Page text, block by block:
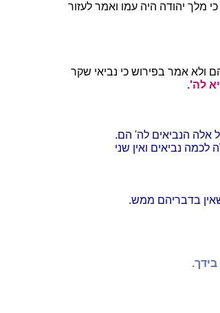
מלך יהודה היה עמו ואמר לעזור
ולא אמר בפירוש כי נביאי שקר
לה'.
אלה הנביאים לה' הם.
נביאים ואין שני
בדבריהם ממש.